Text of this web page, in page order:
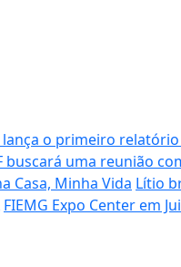
lança o primeiro
buscará uma reunião
Casa, Minha Vida Lítio
FIEMG Expo Center em